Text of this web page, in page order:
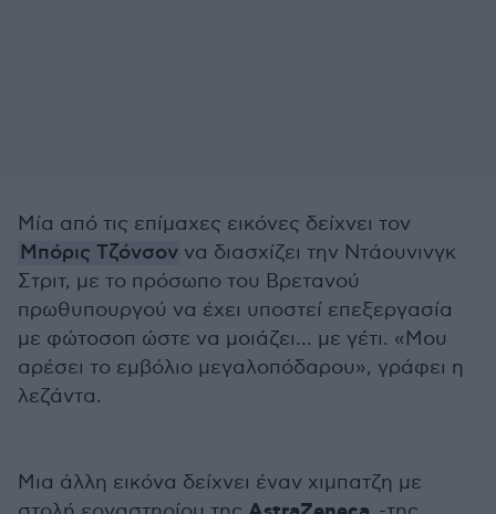
Μία από τις επίμαχες εικόνες δείχνει τον
Μπόρις Τζόνσον να διασχίζει την Ντάουνινγκ
Στριτ, με το πρόσωπο του Βρετανού
πρωθυπουργού να έχει υποστεί επεξεργασία
με φώτοσοπ ώστε να μοιάζει... με γέτι. «Μου
αρέσει το εμβόλιο μεγαλοπόδαρου», γράφει η
λεζάντα.
Μια άλλη εικόνα δείχνει έναν χιμπατζη με